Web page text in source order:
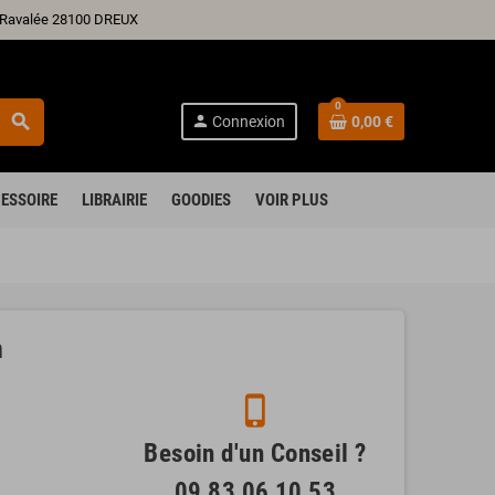
28100 DREUX
search person Connexion
0
0,00 €
LIBRAIRIE GOODIES VOIR PLUS
phone_iphone
Besoin d'un Conseil ?